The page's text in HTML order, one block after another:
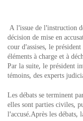
A l'issue de l'instruction
décision de mise en
cour d'assises, le
éléments à charge et à
Par la suite, le président
témoins, des experts
Les débats se terminent
elles sont parties civiles,
l'accusé.Après les débats,